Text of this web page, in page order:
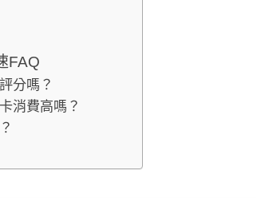
FAQ
分嗎？
消費高嗎？